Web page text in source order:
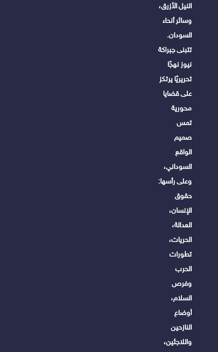
النيل الأزرق،
وسائر أنحاء
السودان.
تتبنى جبراكة
نيوز نهجًا
تحريريًا يرتكز
على قضايا
محورية
تمس
صميم
الواقع
السوداني،
وعلى رأسها:
حقوق
الإنسان،
العدالة،
الحريات،
تطورات
الحرب
وفرص
السلام،
أوضاع
النازحين
واللاجئين،